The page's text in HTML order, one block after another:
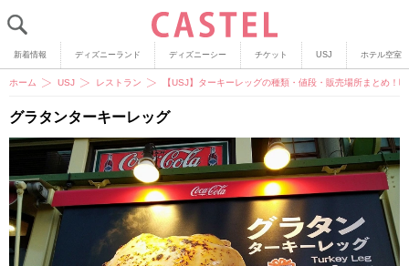
新着情報 ディズニーランド ディズニーシー チケット USJ ホテル空室
ホーム USJ レストラン 【USJ】ターキーレッグの種類・値段・販売場所まとめ！
グラタンターキーレッグ